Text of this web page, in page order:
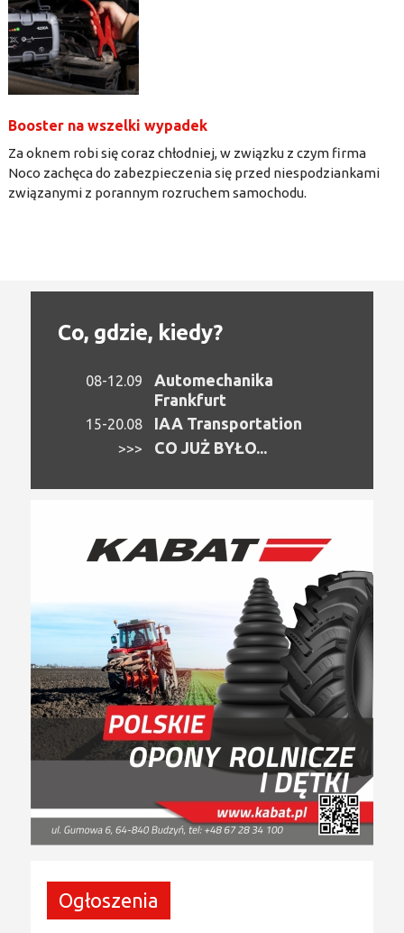
Booster na wszelki wypadek
Za oknem robi się coraz chłodniej, w związku z czym firma
Noco zachęca do zabezpieczenia się przed niespodziankami
związanymi z porannym rozruchem samochodu.
Co, gdzie, kiedy?
08-12.09
Automechanika
Frankfurt
15-20.08 IAA Transportation
>>> CO JUŻ BYŁO...
Ogłoszenia